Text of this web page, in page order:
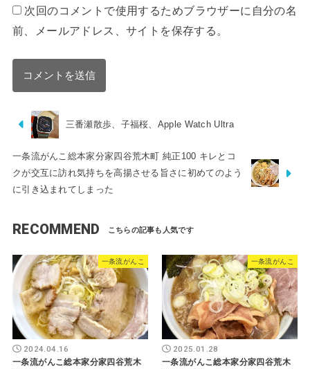
次回のコメントで使用するためブラウザーに自分の名
前、メールアドレス、サイトを保存する。
三番瀬散歩、子福桜、Apple Watch Ultra
一条流がんこ総本家分家四谷荒木町 純正100 キレとコ
クが交互に訪れ気持ちを高揚させる旨さに初めてのよう
に引き込まれてしまった
RECOMMEND
一条流がんこ
2024.04.16
一条流がんこ総本家分家四谷荒木
一条流がんこ
2025.01.28
一条流がんこ総本家分家四谷荒木